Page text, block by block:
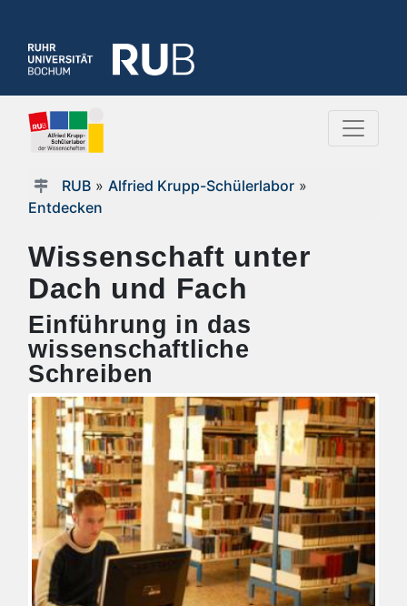
RUB» Alfried Krupp-Schülerlabor»
Entdecken
Wissenschaft unter
Dach und Fach
Einführung in das
wissenschaftliche
Schreiben